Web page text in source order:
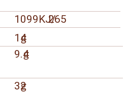
1099KJ/265
14
g
9.4
g
32
g